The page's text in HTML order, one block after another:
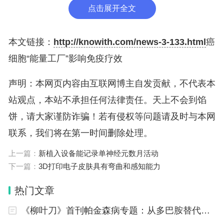
黑色素瘤、肺癌、肝癌和肠癌。
线粒体DNA突变好比让肿瘤细胞的“能量工厂”发
生“瘫痪”。这一发现意味着，线粒体DNA突变可用以
合，可能会增加成功治疗多种癌症的机会。人们可定
期检测线粒体DNA突变，使医生能够在开始治疗之
前找出哪些患者将从免疫治疗中受益最大。
点击展开全文
本文链接： http://knowith.com/news-3-133.html 癌
细胞“能量工厂”影响免疫疗效
声明：本网页内容由互联网博主自发贡献，不代表本
站观点，本站不承担任何法律责任。天上不会到馅
饼，请大家谨防诈骗！若有侵权等问题请及时与本网
联系，我们将在第一时间删除处理。
上一篇： 新植入设备能记录单神经元数月活动
下一篇： 3D打印电子皮肤具有弯曲和感知能力
热门文章
《柳叶刀》首刊帕金森病专题：从多巴胺替代进入疾病修正时代